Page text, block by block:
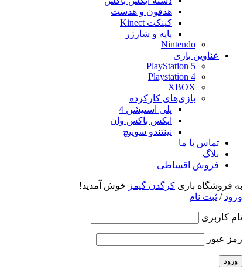
هدفون و هدست
کینکت Kinect
پایه و شارژر
Nintendo
عناوین بازی
PlayStation 5
Playstation 4
XBOX
بازی‌های کارکرده
پلی استیشن 4
ایکس باکس وان
نینتندو سوییچ
تماس با ما
بلاگ
فروش اقساطی
به فروشگاه بازی کرگدن گیمز خوش آمدید!
ورود / ثبت نام
نام کاربری
رمز عبور